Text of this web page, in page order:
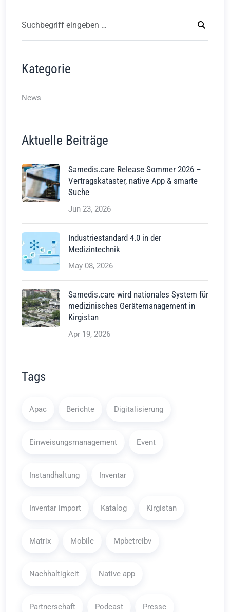
Kategorie
News
Aktuelle Beiträge
Samedis.care Release Sommer 2026 –
Vertragskataster, native App & smarte
Suche
Jun 23, 2026
Industriestandard 4.0 in der
Medizintechnik
May 08, 2026
Samedis.care wird nationales System für
medizinisches Gerätemanagement in
Kirgistan
Apr 19, 2026
Tags
Apac Berichte Digitalisierung
Einweisungsmanagement Event
Instandhaltung Inventar
Inventar import Katalog Kirgistan
Matrix Mobile Mpbetreibv
Nachhaltigkeit Native app
Partnerschaft Podcast Presse